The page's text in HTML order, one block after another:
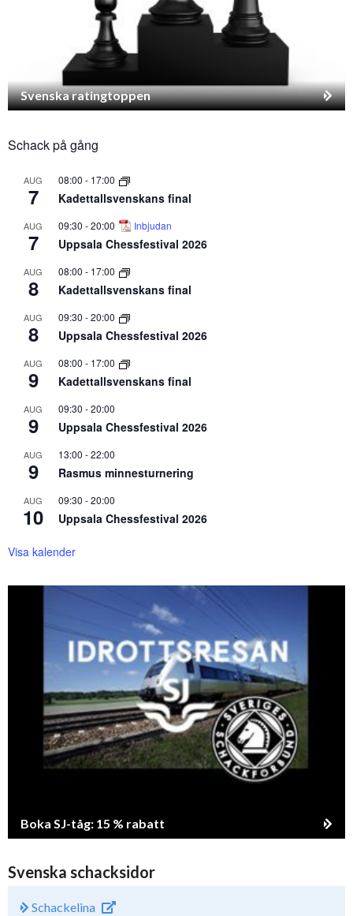
Svenska ratingtoppen
Schack på gång
AUG
7
08:00 - 17:00
Kadettallsvenskans final
AUG
7
09:30 -20:00 Inbjudan
Uppsala Chessfestival 2026
AUG
8
08:00 - 17:00
Kadettallsvenskans final
AUG
8
09:30 -20:00
Uppsala Chessfestival 2026
AUG
9
08:00 - 17:00
Kadettallsvenskans final
AUG
9
09:30 -20:00
Uppsala Chessfestival 2026
AUG
9
13:00 -22:00
Rasmus minnesturnering
AUG
10
09:30 -20:00
Uppsala Chessfestival 2026
Visa kalender
Boka SJ-tåg: 15 % rabatt
Svenska schacksidor
Schackelina